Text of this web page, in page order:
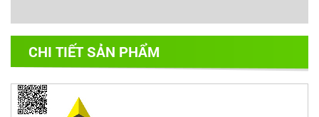
CHI TIẾT SẢN PHẨM